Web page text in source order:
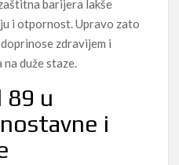
barijera lakše
i otpornost. Upravo zato
zdravijem i
duže staze.
89 u
i